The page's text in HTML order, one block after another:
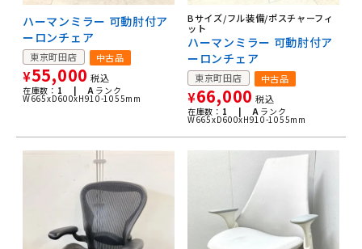
ハーマンミラー 可動肘付ア
ーロンチェア
東京町田店 中古品
¥55,000 税込
在庫数： 1 | Aランク
W665xD600xH910-1055mm
Bサイズ/フル装備/ポスチャーフィ
ット
ハーマンミラー 可動肘付ア
ーロンチェア
東京町田店 中古品
¥66,000 税込
在庫数： 1 | Aランク
W665xD600xH910-1055mm